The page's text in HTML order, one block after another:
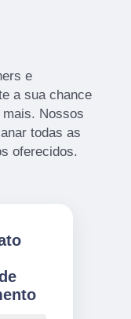
e
a sua chance
Nossos
todas as
oferecidos.